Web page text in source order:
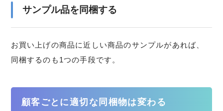
サンプル品を同梱する
お買い上げの商品に近しい商品のサンプルがあれば、
同梱するのも1つの手段です。
顧客ごとに適切な同梱物は変わる